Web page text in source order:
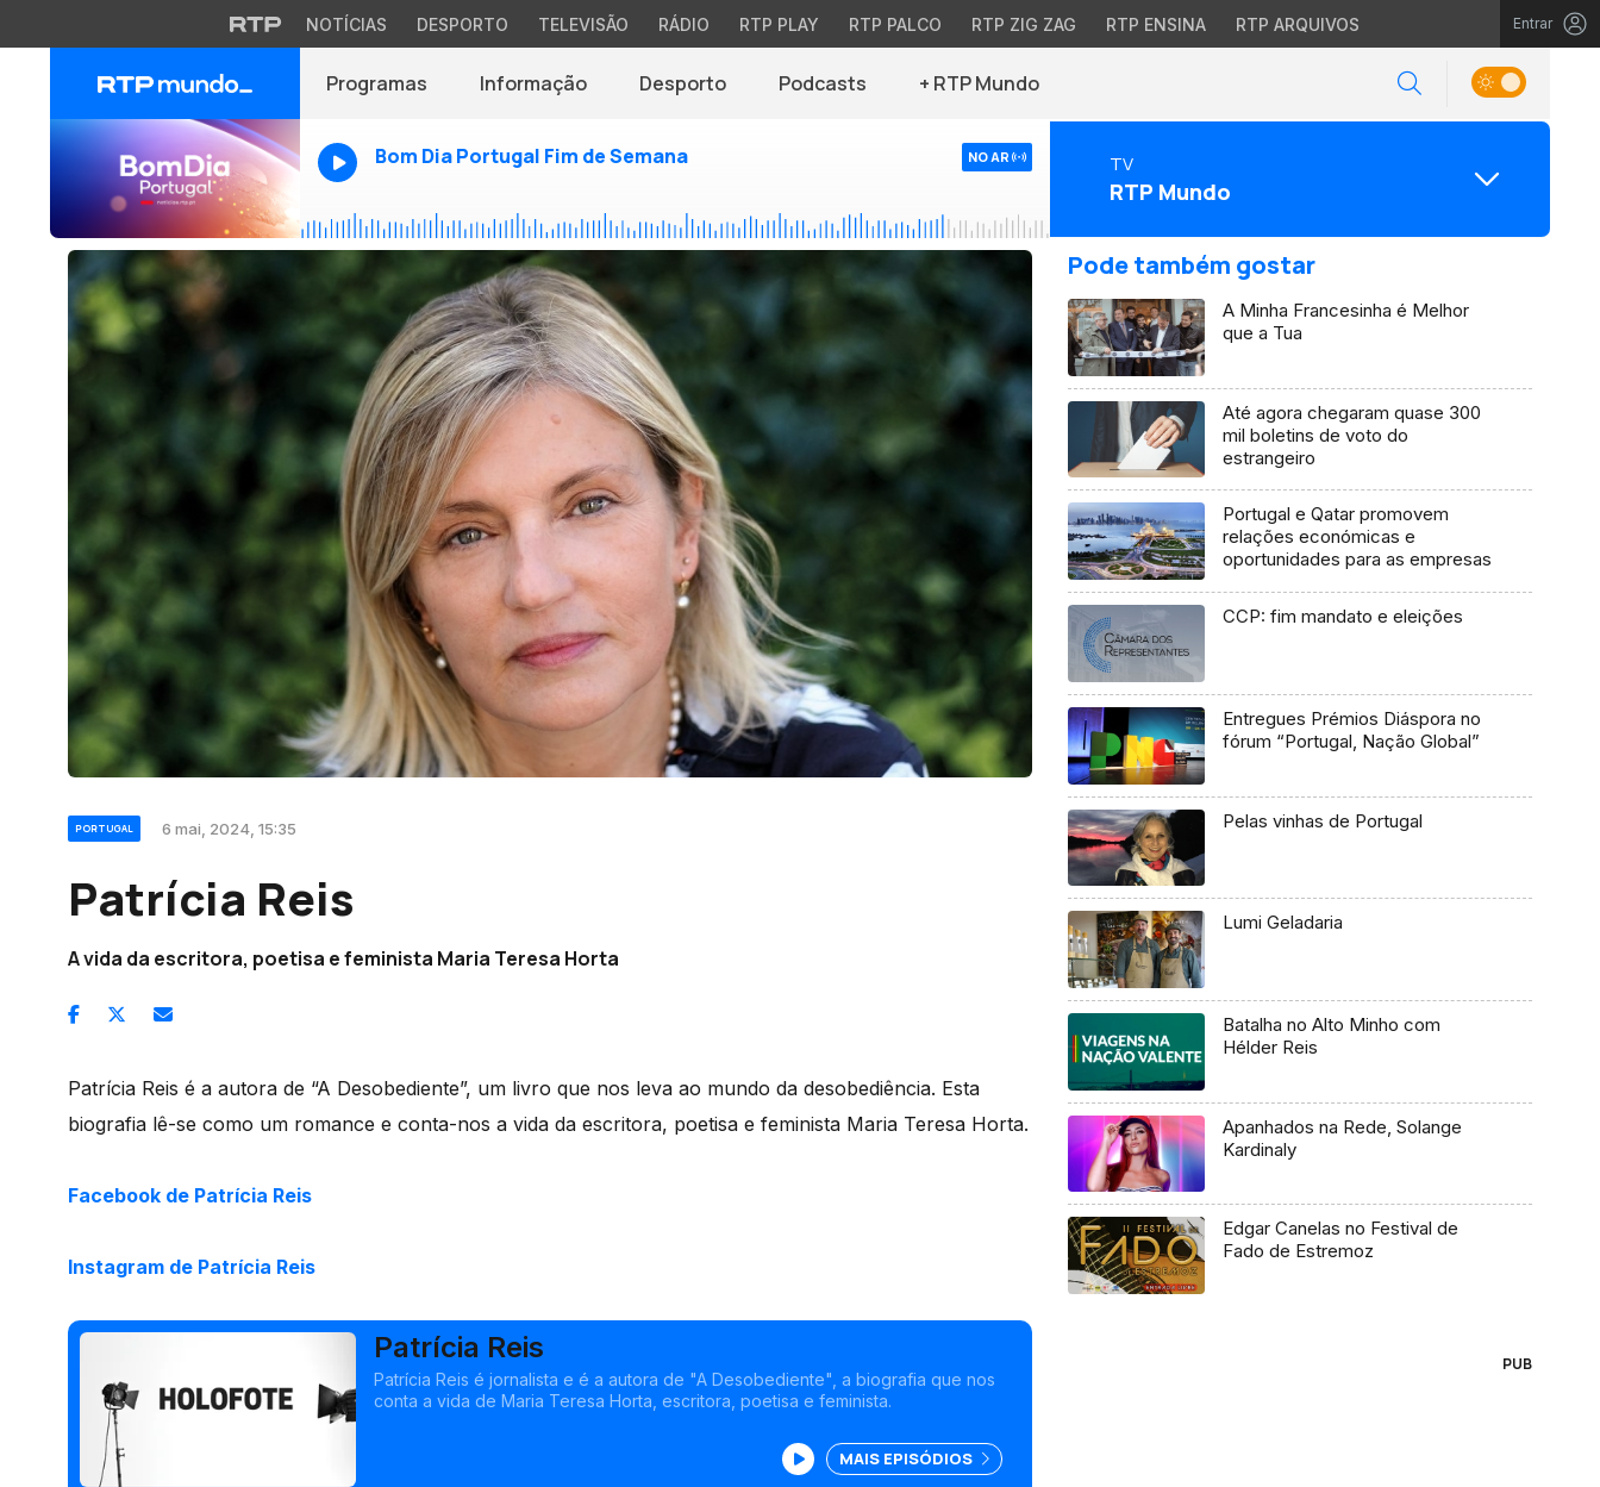
NOTÍCIAS DESPORTO TELEVISÃO RÁDIO RTP PLAY RTP PALCO RTP ZIG ZAG RTP ENSINA RTP ARQUIVOS Entrar
Programas Informação Desporto Podcasts + RTP Mundo
Bom Dia Portugal Fim de Semana NO AR TV
RTP Mundo
PORTUGAL 6 mai, 2024, 15:35
Patrícia Reis
A vida da escritora, poetisa e feminista Maria Teresa Horta
Patrícia Reis é a autora de “A Desobediente”, um livro que nos leva ao mundo da desobediência. Esta
biografia lê-se como um romance e conta-nos a vida da escritora, poetisa e feminista Maria Teresa Horta.
Facebook de Patrícia Reis
Instagram de Patrícia Reis
Patrícia Reis
Patrícia Reis é jornalista e é a autora de "A Desobediente", a biografia que nos
conta a vida de Maria Teresa Horta, escritora, poetisa e feminista.
MAIS EPISÓDIOS
Pode também gostar
A Minha Francesinha é Melhor
que a Tua
Até agora chegaram quase 300
mil boletins de voto do
estrangeiro
Portugal e Qatar promovem
relações económicas e
oportunidades para as empresas
CCP: fim mandato e eleições
Entregues Prémios Diáspora no
fórum “Portugal, Nação Global”
Pelas vinhas de Portugal
Lumi Geladaria
Batalha no Alto Minho com
Hélder Reis
Apanhados na Rede, Solange
Kardinaly
Edgar Canelas no Festival de
Fado de Estremoz
PUB